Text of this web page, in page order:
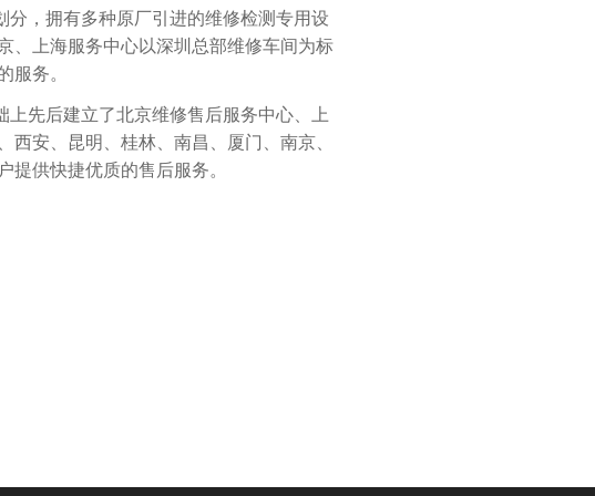
，拥有多种原厂引进的维修检测专用设
、上海服务中心以深圳总部维修车间为标
服务。
先后建立了北京维修售后服务中心、上
安、昆明、桂林、南昌、厦门、南京、
供快捷优质的售后服务。